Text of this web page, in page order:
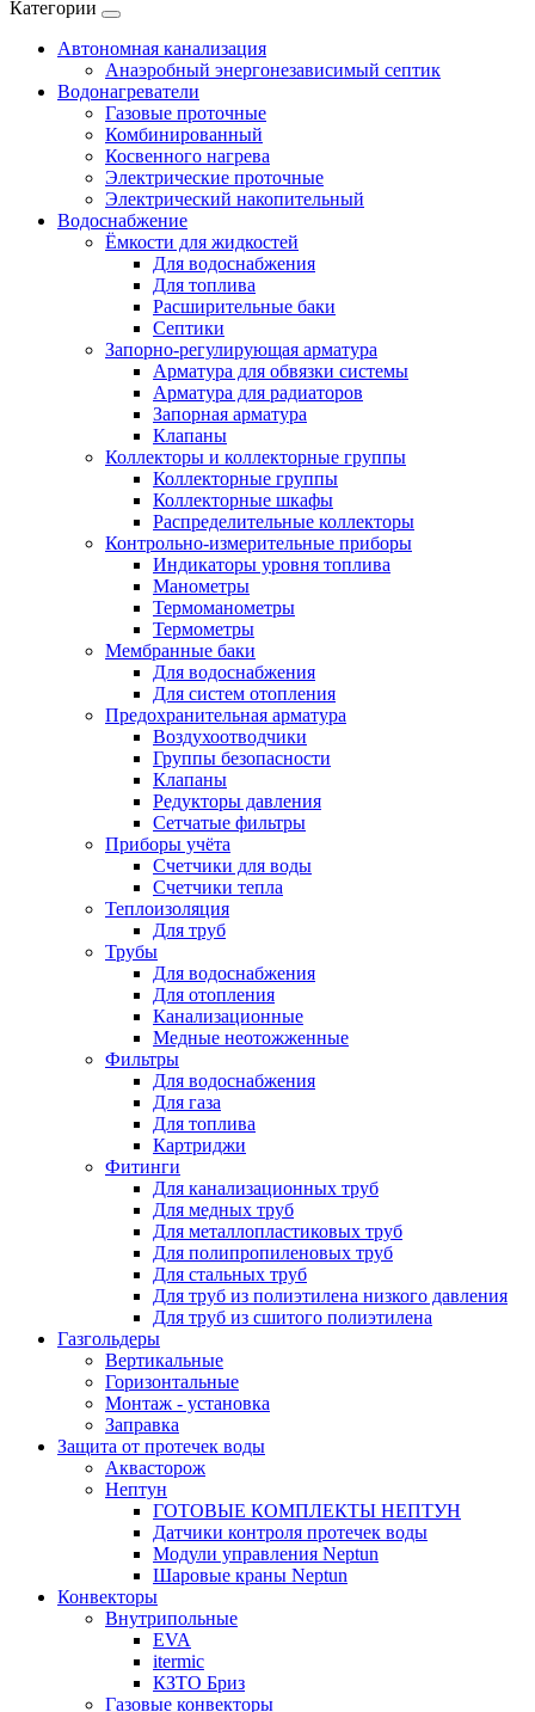
Категории
Автономная канализация
Анаэробный энергонезависимый септик
Водонагреватели
Газовые проточные
Комбинированный
Косвенного нагрева
Электрические проточные
Электрический накопительный
Водоснабжение
Ёмкости для жидкостей
Для водоснабжения
Для топлива
Расширительные баки
Септики
Запорно-регулирующая арматура
Арматура для обвязки системы
Арматура для радиаторов
Запорная арматура
Клапаны
Коллекторы и коллекторные группы
Коллекторные группы
Коллекторные шкафы
Распределительные коллекторы
Контрольно-измерительные приборы
Индикаторы уровня топлива
Манометры
Термоманометры
Термометры
Мембранные баки
Для водоснабжения
Для систем отопления
Предохранительная арматура
Воздухоотводчики
Группы безопасности
Клапаны
Редукторы давления
Сетчатые фильтры
Приборы учёта
Счетчики для воды
Счетчики тепла
Теплоизоляция
Для труб
Трубы
Для водоснабжения
Для отопления
Канализационные
Медные неотожженные
Фильтры
Для водоснабжения
Для газа
Для топлива
Картриджи
Фитинги
Для канализационных труб
Для медных труб
Для металлопластиковых труб
Для полипропиленовых труб
Для стальных труб
Для труб из полиэтилена низкого давления
Для труб из сшитого полиэтилена
Газгольдеры
Вертикальные
Горизонтальные
Монтаж - установка
Заправка
Защита от протечек воды
Аквасторож
Нептун
ГОТОВЫЕ КОМПЛЕКТЫ НЕПТУН
Датчики контроля протечек воды
Модули управления Neptun
Шаровые краны Neptun
Конвекторы
Внутрипольные
EVA
itermic
КЗТО Бриз
Газовые конвекторы